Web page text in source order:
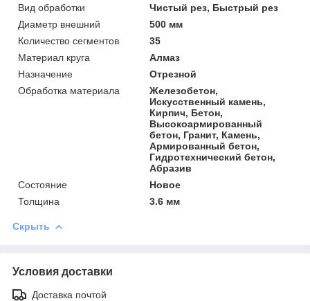
Вид обработки
Чистый рез, Быстрый рез
Диаметр внешний
500 мм
Количество сегментов
35
Материал круга
Алмаз
Назначение
Отрезной
Обработка материала
Железобетон,
Искусственный камень,
Кирпич, Бетон,
Высокоармированный
бетон, Гранит, Камень,
Армированный бетон,
Гидротехнический бетон,
Абразив
Состояние
Новое
Толщина
3.6 мм
Скрыть
Условия доставки
Доставка почтой